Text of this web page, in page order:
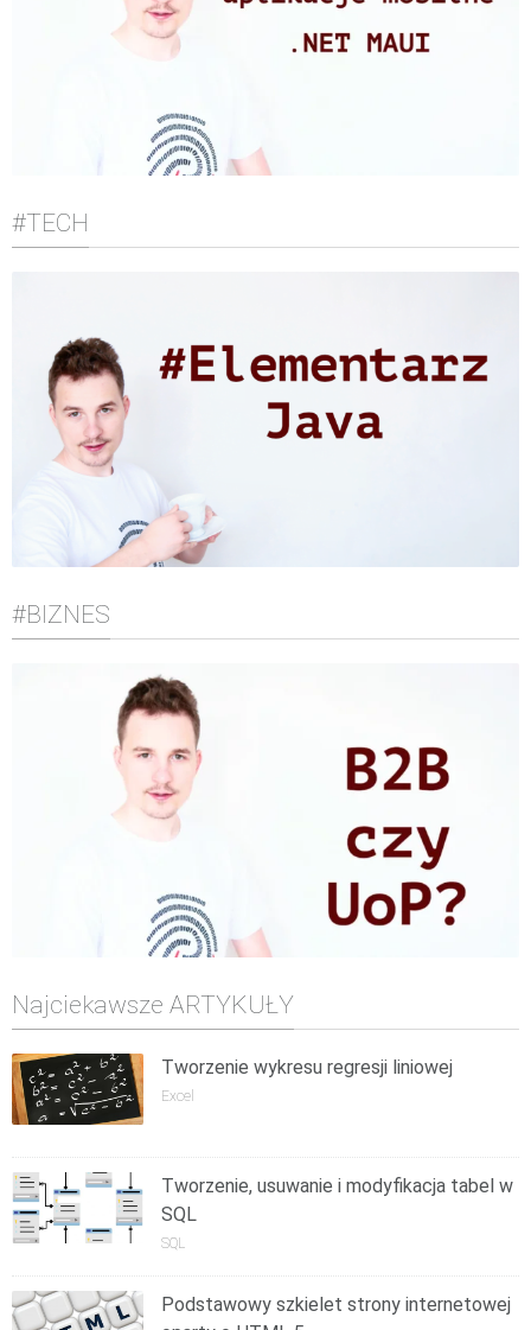
#TECH
#BIZNES
Najciekawsze ARTYKUŁY
Tworzenie wykresu regresji liniowej
Excel
Tworzenie, usuwanie i modyfikacja tabel w
SQL
SQL
Podstawowy szkielet strony internetowej